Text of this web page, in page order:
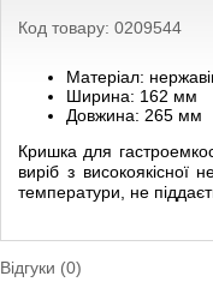
Код товару: 0209544
Матеріал:
Ширина: 162 мм
Довжина: 265 мм
Кришка для
виріб з високоякісної
температури, не
Відгуки (0)